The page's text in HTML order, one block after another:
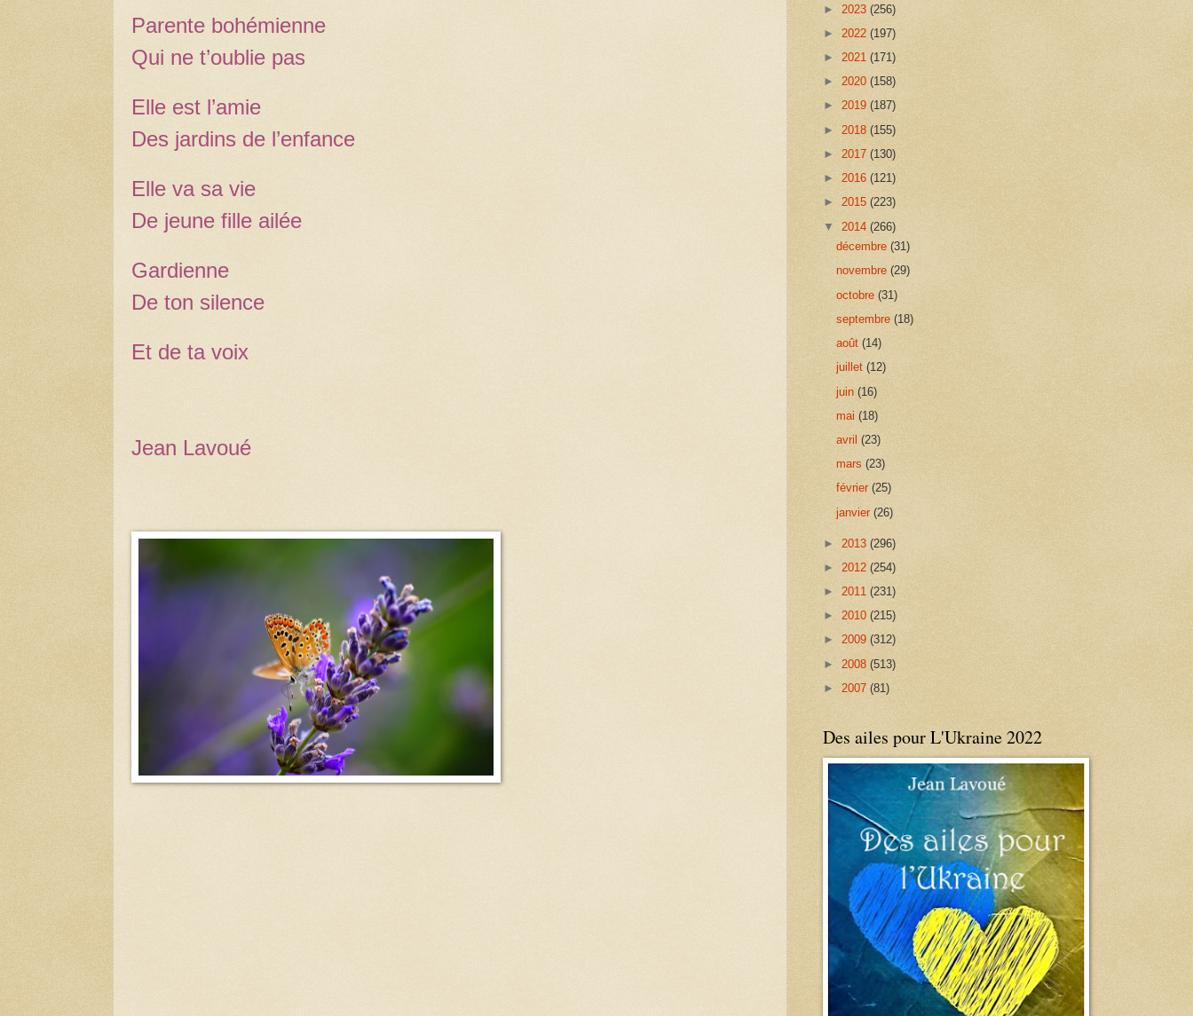
Parente bohémienne
Qui ne t’oublie pas
Elle est l’amie
Des jardins de l’enfance
Elle va sa vie
De jeune fille ailée
Gardienne
De ton silence
Et de ta voix
Jean Lavoué
► 2023 (256)
► 2022 (197)
► 2021 (171)
► 2020 (158)
► 2019 (187)
► 2018 (155)
► 2017 (130)
► 2016 (121)
► 2015 (223)
▼ 2014 (266)
décembre(31)
novembre(29)
octobre(31)
septembre(18)
août(14)
juillet(12)
juin(16)
mai(18)
avril(23)
mars(23)
février(25)
janvier(26)
► 2013 (296)
► 2012 (254)
► 2011 (231)
► 2010 (215)
► 2009 (312)
► 2008 (513)
► 2007 (81)
Des ailes pour L'Ukraine 2022